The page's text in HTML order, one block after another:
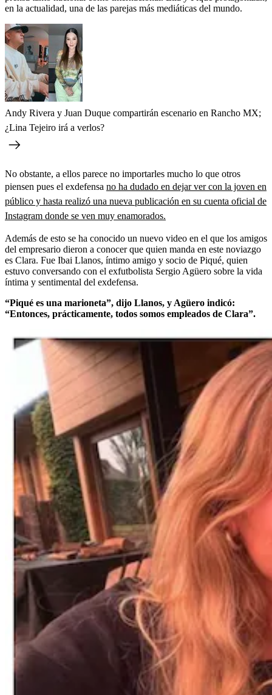
en la actualidad, una de las parejas más mediáticas del mundo.
Andy Rivera y Juan Duque compartirán escenario en Rancho MX;
¿Lina Tejeiro irá a verlos?
No obstante, a ellos parece no importarles mucho lo que otros
piensen pues el exdefensa no ha dudado en dejar ver con la joven en
público y hasta realizó una nueva publicación en su cuenta oficial de
Instagram donde se ven muy enamorados.
Además de esto se ha conocido un nuevo video en el que los amigos
del empresario dieron a conocer que quien manda en este noviazgo
es Clara. Fue Ibai Llanos, íntimo amigo y socio de Piqué, quien
estuvo conversando con el exfutbolista Sergio Agüero sobre la vida
íntima y sentimental del exdefensa.
“Piqué es una marioneta”, dijo Llanos, y Agüero indicó:
“Entonces, prácticamente, todos somos empleados de Clara”.